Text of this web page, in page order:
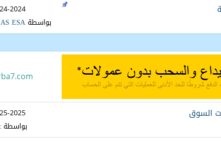
2024
بواسطة ESA
2025
بواسطة